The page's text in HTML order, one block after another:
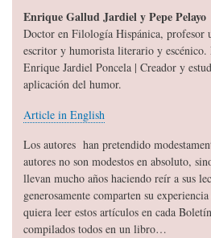
Enrique Gallud Jardiel y Pepe Pelayo
Doctor en Filología Hispánica, profesor
escritor y humorista literario y
Enrique Jardiel Poncela | Creador y
aplicación del humor.
Article in English
Los autores han pretendido
autores no son modestos en absoluto,
llevan mucho años haciendo reír a sus
generosamente comparten su
quiera leer estos artículos en cada
compilados todos en un libro…